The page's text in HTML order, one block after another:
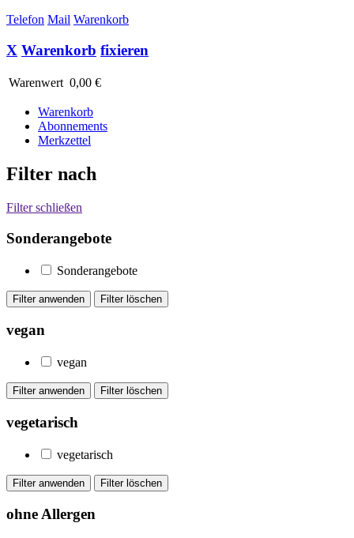
Telefon Mail Warenkorb
X Warenkorb fixieren
Warenwert 0,00 €
Warenkorb
Abonnements
Merkzettel
Filter nach
Filter schließen
Sonderangebote
Sonderangebote
vegan
vegan
vegetarisch
vegetarisch
ohne Allergen